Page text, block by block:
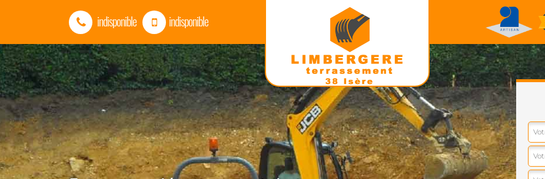
indisponible indisponible